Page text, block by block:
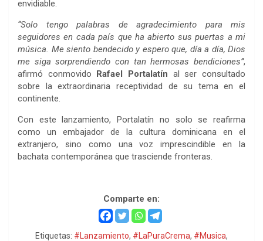
envidiable.
“Solo tengo palabras de agradecimiento para mis
seguidores en cada país que ha abierto sus puertas a mi
música. Me siento bendecido y espero que, día a día, Dios
me siga sorprendiendo con tan hermosas bendiciones”,
afirmó conmovido Rafael Portalatín al ser consultado
sobre la extraordinaria receptividad de su tema en el
continente.
Con este lanzamiento, Portalatín no solo se reafirma
como un embajador de la cultura dominicana en el
extranjero, sino como una voz imprescindible en la
bachata contemporánea que trasciende fronteras.
Comparte en:
Etiquetas: #Lanzamiento, #LaPuraCrema, #Musica,